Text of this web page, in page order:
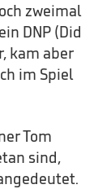
zweimal
DNP (Did
kam aber
im Spiel
Tom
sind,